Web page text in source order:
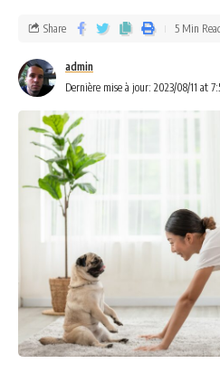
admin
Dernière mise à jour: 2023/08/11 at
Share 5 Min